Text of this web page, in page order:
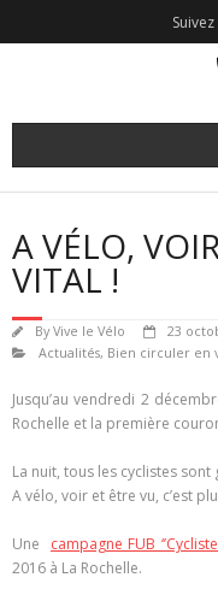
A VÉLO,
VITAL !
ByVive le Vélo
23
Actualités, Bien circuler en
Jusqu’au vendredi 2
Rochelle et la première
La nuit, tous les cyclistes sont
A vélo, voir et être vu, c’est
Une campagne FUB
2016 à La Rochelle.